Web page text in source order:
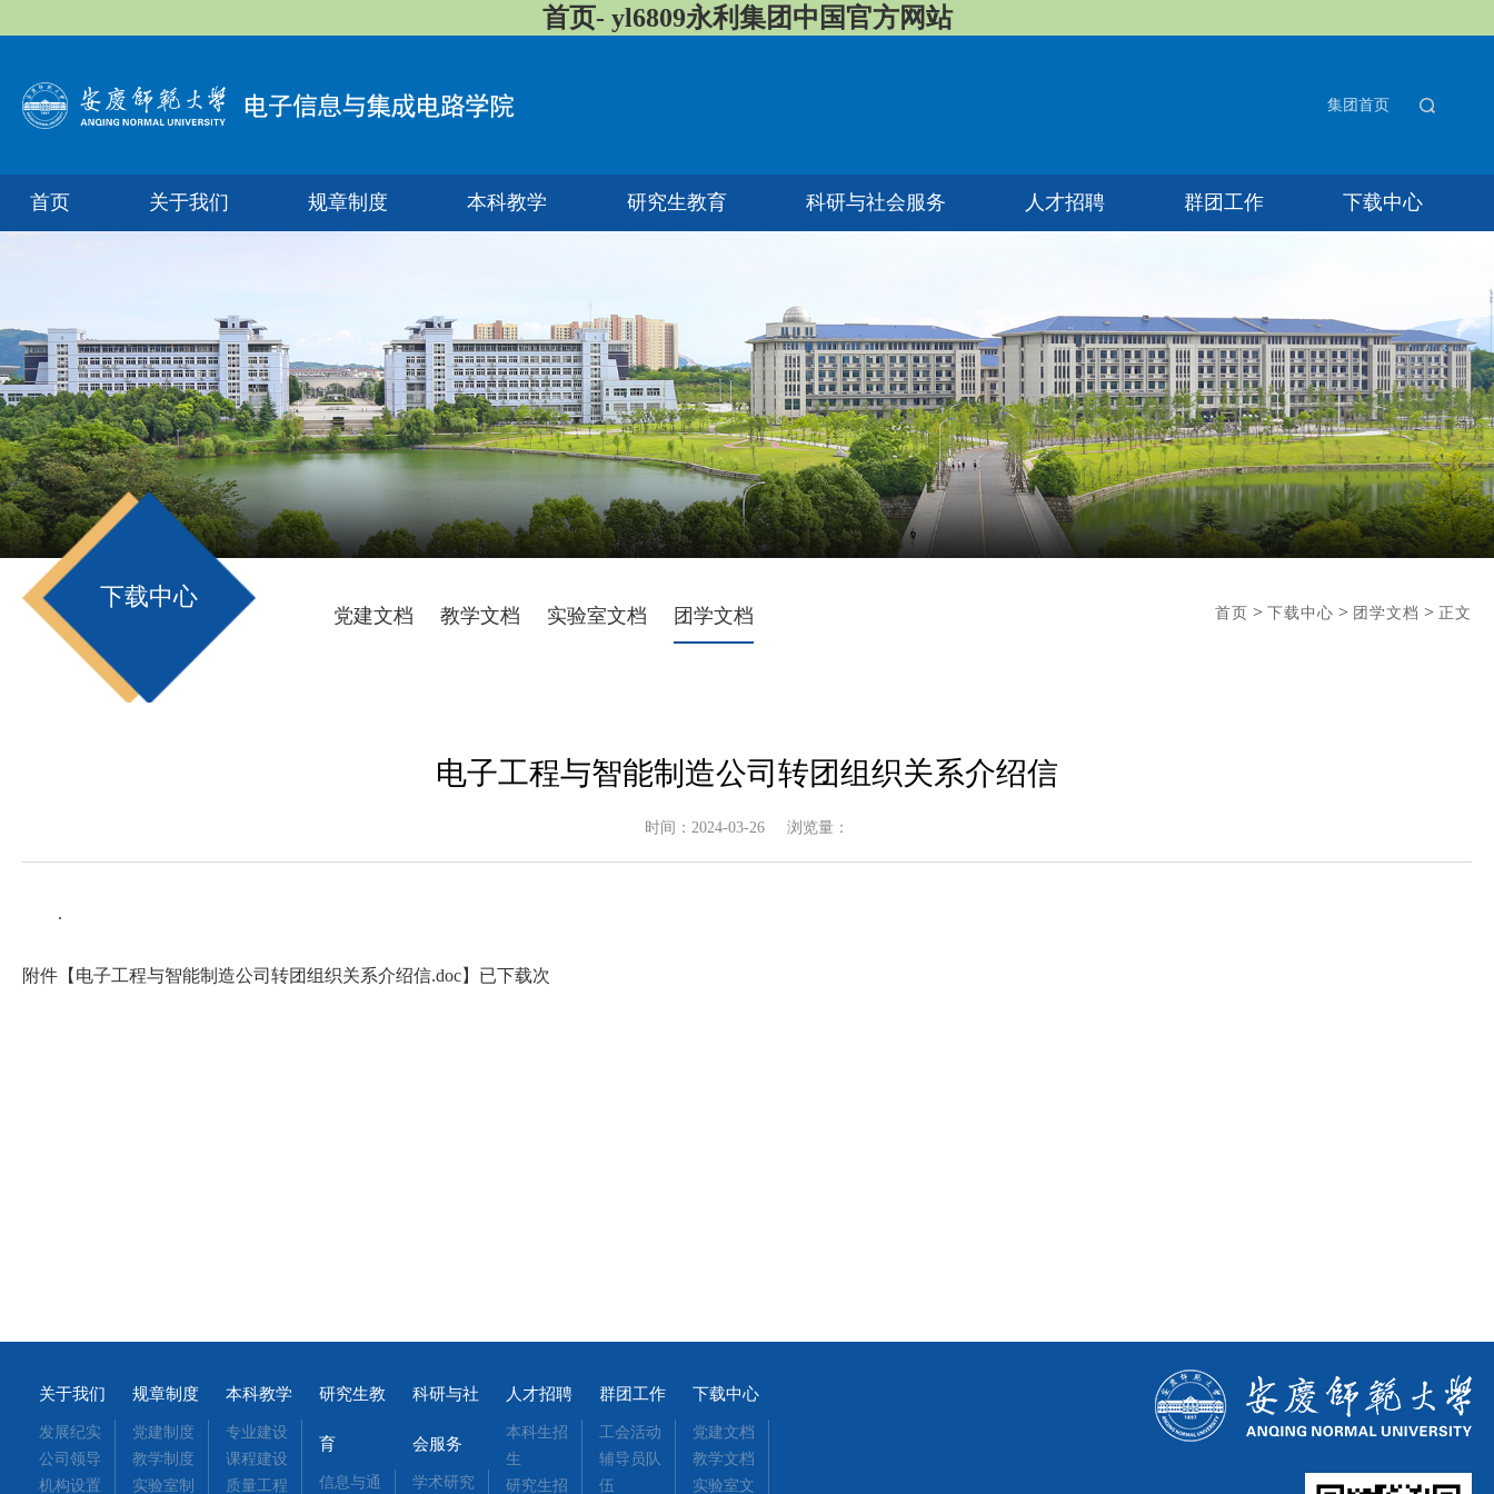
首页- yl6809永利集团中国官方网站
集团首页
首页 关于我们 规章制度 本科教学 研究生教育 科研与社会服务 人才招聘 群团工作 下载中心
下载中心
党建文档 教学文档 实验室文档 团学文档 首页 > 下载中心 > 团学文档 > 正文
电子工程与智能制造公司转团组织关系介绍信
时间：2024-03-26 浏览量：
.
附件【 电子工程与智能制造公司转团组织关系介绍信.doc】已下载次
关于我们
发展纪实
公司领导
机构设置
规章制度
党建制度
教学制度
实验室制
本科教学
专业建设
课程建设
质量工程
研究生教
育
信息与通
科研与社
会服务
学术研究
人才招聘
本科生招
生
研究生招
群团工作
工会活动
辅导员队
伍
下载中心
党建文档
教学文档
实验室文